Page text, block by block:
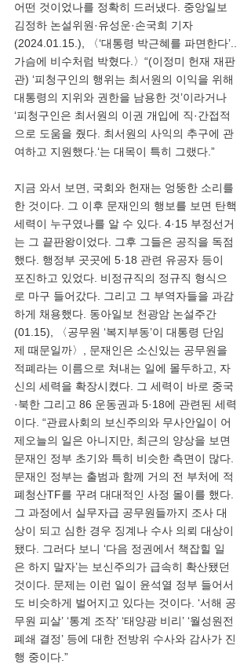
어떤 것이었나를 정확히 드러냈다. 중앙일보
김정하 논설위원·유성운·손국희 기자
(2024.01.15.), 〈‘대통령 박근혜를 파면한다’..
가슴에 비수처럼 박혔다.〉“(이정미 헌재 재판
관) ‘피청구인의 행위는 최서원의 이익을 위해
대통령의 지위와 권한을 남용한 것’이라거나
‘피청구인은 최서원의 이권 개입에 직·간접적
으로 도움을 줬다. 최서원의 사익의 추구에 관
여하고 지원했다.‘는 대목이 특히 그랬다.”
지금 와서 보면, 국회와 헌재는 엉뚱한 소리를
한 것이다. 그 이후 문재인의 행보를 보면 탄핵
세력이 누구였나를 알 수 있다. 4·15 부정선거
는 그 끝판왕이었다. 그후 그들은 공직을 독점
했다. 행정부 곳곳에 5·18 관련 유공자 등이
포진하고 있었다. 비정규직의 정규직 형식으
로 마구 들어갔다. 그리고 그 부역자들을 과감
하게 채용했다. 동아일보 천광암 논설주간
(01.15), 〈공무원 ‘복지부동’이 대통령 단임
제 때문일까〉, 문재인은 소신있는 공무원을
적폐라는 이름으로 쳐내는 일에 몰두하고, 자
신의 세력을 확장시켰다. 그 세력이 바로 중국
·북한 그리고 86 운동권과 5·18에 관련된 세력
이다. “관료사회의 보신주의와 무사안일이 어
제오늘의 일은 아니지만, 최근의 양상을 보면
문재인 정부 초기와 특히 비슷한 측면이 많다.
문재인 정부는 출범과 함께 거의 전 부처에 적
폐청산TF를 꾸려 대대적인 사정 몰이를 했다.
그 과정에서 실무자급 공무원들까지 조사 대
상이 되고 심한 경우 징계나 수사 의뢰 대상이
됐다. 그러다 보니 ‘다음 정권에서 책잡힐 일
은 하지 말자’는 보신주의가 급속히 확산됐던
것이다. 문제는 이런 일이 윤석열 정부 들어서
도 비슷하게 벌어지고 있다는 것이다. ‘서해 공
무원 피살’ ‘통계 조작’ ‘태양광 비리’ ‘월성원전
폐쇄 결정’ 등에 대한 전방위 수사와 감사가 진
행 중이다.”